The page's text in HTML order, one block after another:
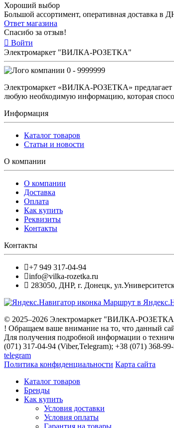
Хороший выбор
Большой ассортимент, оперативная доставка в
Ответ магазина
Спасибо за отзыв!
Войти
Электромаркет "ВИЛКА-РОЗЕТКА"
0 - 9999999
Электромаркет «ВИЛКА-РОЗЕТКА» предлагает
любую необходимую информацию, которая
Информация
Каталог товаров
Статьи и новости
О компании
О компании
Доставка
Оплата
Как купить
Реквизиты
Контакты
Контакты
+7 949 317-04-94
info@vilka-rozetka.ru
283050, ДНР, г. Донецк,
Маршрут в
© 2025–2026 Электромаркет "ВИЛКА-
! Обращаем ваше внимание на то, что данный
Для получения подробной информации о
(071) 317-04-94 (Viber,Telegram); +38 (071) 368-
telegram
Политика конфиденциальности Карта сайта
Каталог товаров
Бренды
Как купить
Условия доставки
Условия оплаты
Гарантия на товары